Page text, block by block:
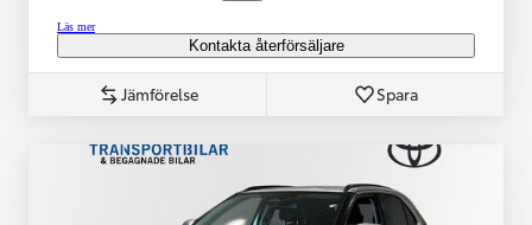
Läs mer
Kontakta återförsäljare
Jämförelse Spara